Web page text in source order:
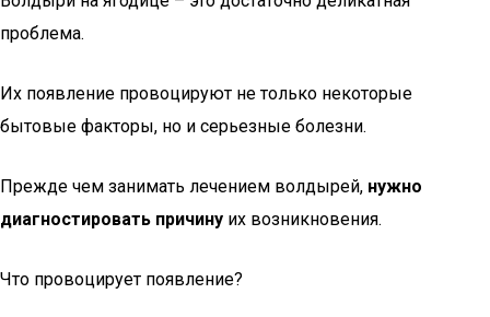
проблема.
Их появление провоцируют не только некоторые
бытовые факторы, но и серьезные болезни.
Прежде чем занимать лечением волдырей, нужно
диагностировать причину их возникновения.
Что провоцирует появление?